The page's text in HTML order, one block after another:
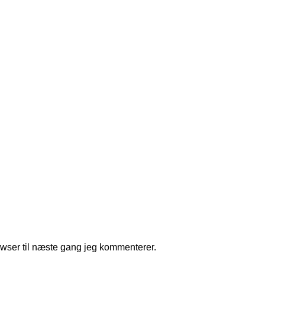
til næste gang jeg kommenterer.